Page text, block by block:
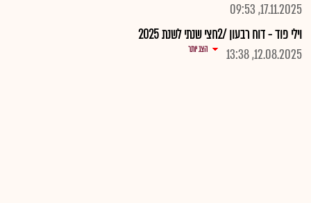
17.11.2025, 09:53
וילי פוד - דוח רבעון /2חצי שנתי לשנת 2025
12.08.2025, 13:38
הצג יותר